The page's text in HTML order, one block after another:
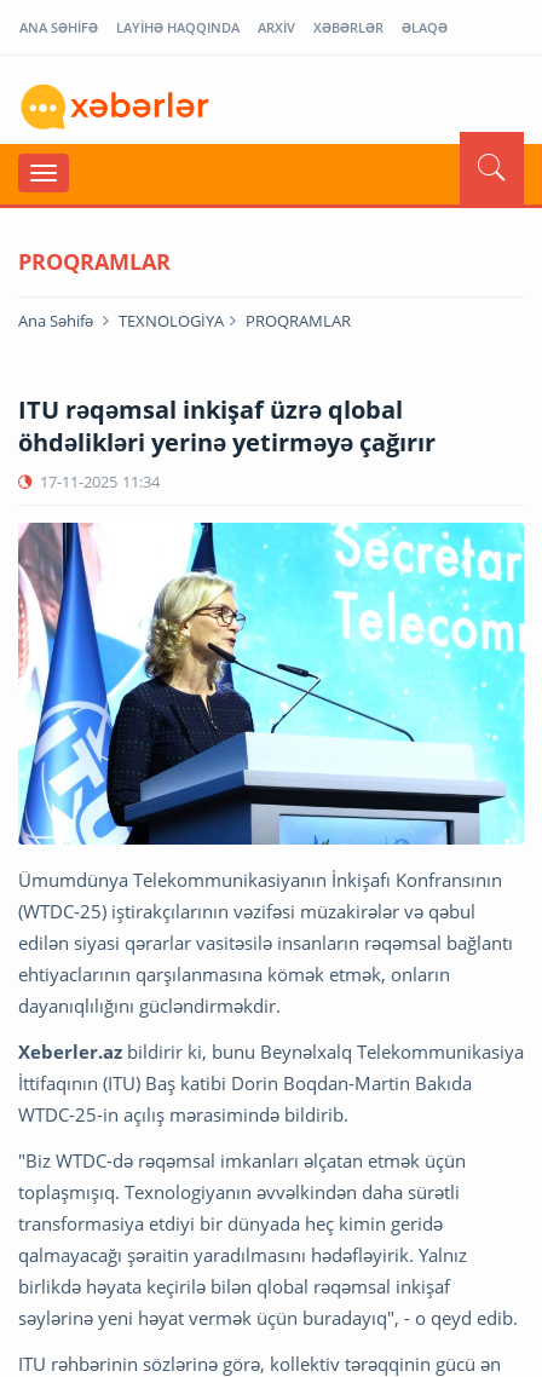
ANA SƏHİFƏ LAYİHƏ HAQQINDA ARXİV XƏBƏRLƏR ƏLAQƏ
PROQRAMLAR
Ana Səhifə TEXNOLOGİYA PROQRAMLAR
ITU rəqəmsal inkişaf üzrə qlobal
öhdəlikləri yerinə yetirməyə çağırır
17-11-2025 11:34
Ümumdünya Telekommunikasiyanın İnkişafı Konfransının
(WTDC-25) iştirakçılarının vəzifəsi müzakirələr və qəbul
edilən siyasi qərarlar vasitəsilə insanların rəqəmsal bağlantı
ehtiyaclarının qarşılanmasına kömək etmək, onların
dayanıqlılığını gücləndirməkdir.
Xeberler.az bildirir ki, bunu Beynəlxalq Telekommunikasiya
İttifaqının (ITU) Baş katibi Dorin Boqdan-Martin Bakıda
WTDC-25-in açılış mərasimində bildirib.
"Biz WTDC-də rəqəmsal imkanları əlçatan etmək üçün
toplaşmışıq. Texnologiyanın əvvəlkindən daha sürətli
transformasiya etdiyi bir dünyada heç kimin geridə
qalmayacağı şəraitin yaradılmasını hədəfləyirik. Yalnız
birlikdə həyata keçirilə bilən qlobal rəqəmsal inkişaf
səylərinə yeni həyat vermək üçün buradayıq", - o qeyd edib.
ITU rəhbərinin sözlərinə görə, kollektiv tərəqqinin gücü ən